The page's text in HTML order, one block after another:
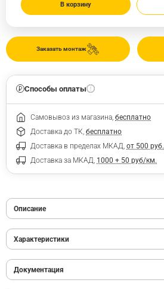
Заказать монтаж
В корзину
Способы оплаты
Самовывоз из магазина, бесплатно
Доставка до ТК, бесплатно
Доставка в пределах МКАД, от 500 руб.
Доставка за МКАД, 1000 + 50 руб/км.
Описание
Характеристики
Документация